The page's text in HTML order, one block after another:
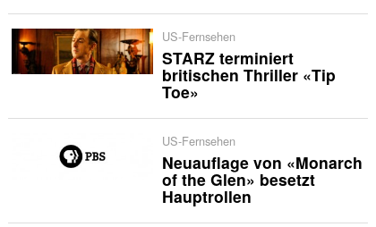
US-Fernsehen
STARZ terminiert
britischen Thriller «Tip
Toe»
US-Fernsehen
Neuauflage von «Monarch
of the Glen» besetzt
Hauptrollen